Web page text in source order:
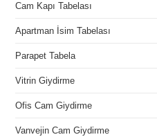
Cam Kapı Tabelası
Apartman İsim Tabelası
Parapet Tabela
Vitrin Giydirme
Ofis Cam Giydirme
Vanvejin Cam Giydirme